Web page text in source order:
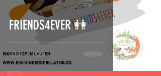
FRIENDS4EVER 👭